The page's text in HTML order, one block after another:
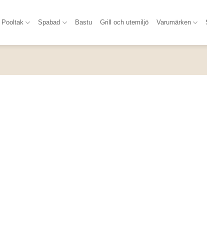
Pooltak Spabad Bastu Grill och utemiljö Varumärken